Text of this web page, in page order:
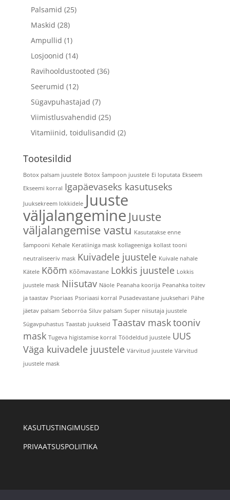
Palsamid (25)
Maskid (28)
Ampullid (1)
Losjoonid (14)
Ravihooldustooted (36)
Seerumid (12)
Sügavpuhastajad (7)
Viimistlusvahendid (25)
Vitamiinid, toidulisandid (2)
Tootesildid
Botox palsam juustele Botox šampoon juustele Ei loputata Ekseem
Ekseemi korral Igapäevaseks kasutuseks
Juuksekreem lokkidele Juuste
väljalangemine Juuste
väljalangemise vastu Kasutatakse enne
šampooni Kehale Keratiiniga mask kollageeniga kollast tooni
neutraliseeriv mask Kuivadele juustele Kuivale nahale
Kätele Kõõm Kõõmavastane Lokkis juustele Lokkis
juustele mask Niisutav Näole Peanaha koorija Peanahka toitev
ja taastav Psoriaas Psoriaasi korral Pusadevastane juuksehari Pähe
jäetav palsam Seborröa Siluv palsam Super niisutaja juustele
Sügavpuhastus Taastab juukseid Taastav masktooniv
mask Tugeva higistamise korral Töödeldud juustele UUS
Väga kuivadele juustele Värvitud juustele Värvitud
juustele mask
KASUTUSTINGIMUSED
PRIVAATSUSPOLIITIKA